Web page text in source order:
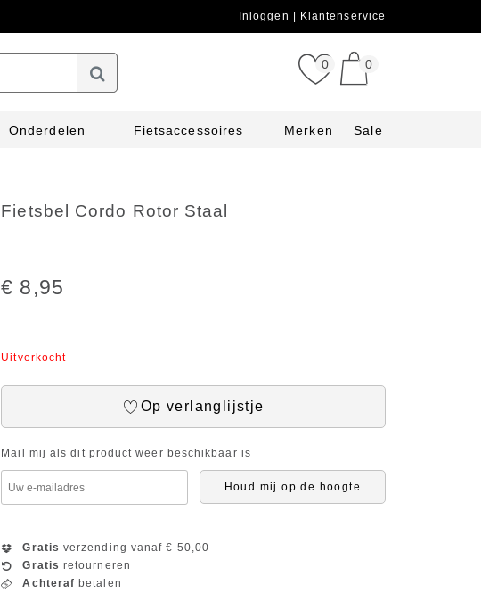
Inloggen Klantenservice
0 0
Onderdelen Fietsaccessoires Merken Sale
Fietsbel Cordo Rotor Staal
€ 8,95
Uitverkocht
Op verlanglijstje
Mail mij als dit product weer beschikbaar is
Houd mij op de hoogte
Gratis verzending vanaf € 50,00
Gratis retourneren
Achteraf betalen